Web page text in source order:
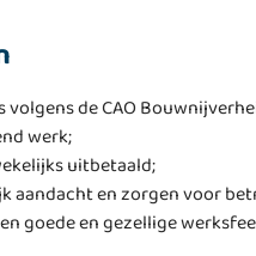
volgens de CAO
werk;
uitbetaald;
aandacht en zorgen voor
goede en gezellige